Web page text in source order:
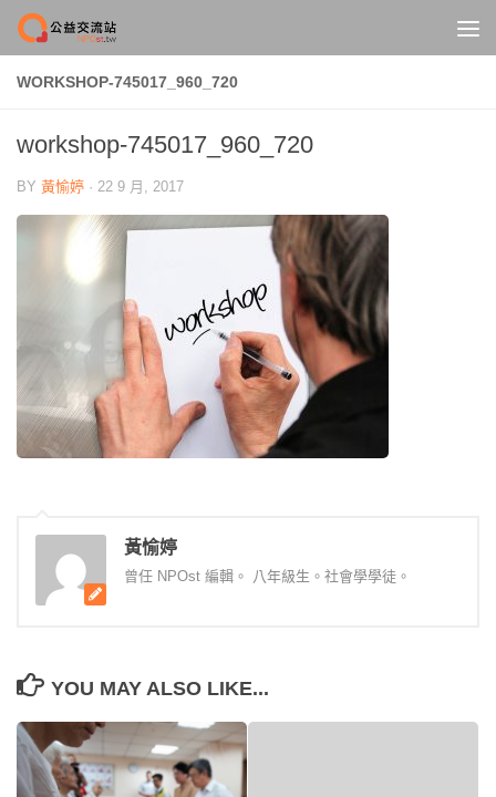
Skip to content
WORKSHOP-745017_960_720
workshop-745017_960_720
BY 黃愉婷 · 22 9 月, 2017
黃愉婷
曾任 NPOst 編輯。 八年級生。社會學學徒。
YOU MAY ALSO LIKE...